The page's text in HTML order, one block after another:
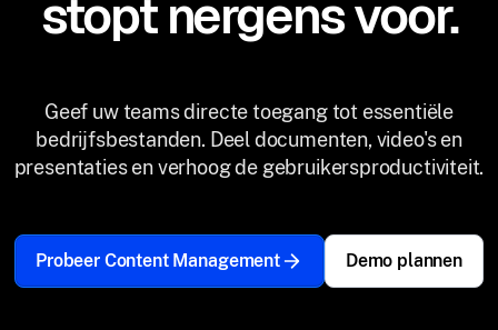
stopt nergens voor.
Geef uw teams directe toegang tot essentiële
bedrijfsbestanden. Deel documenten, video's en
presentaties en verhoog de gebruikersproductiviteit.
Probeer Content Management Demo plannen